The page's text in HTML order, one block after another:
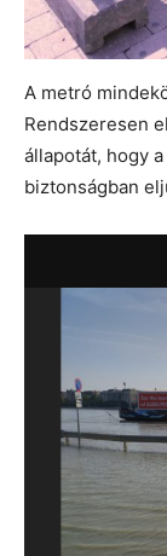
A metró
Rendszeresen
állapotát, hogy
biztonságban